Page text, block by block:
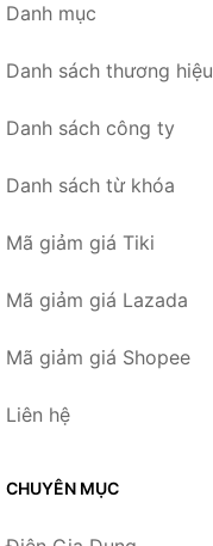
Danh mục
Danh sách thương hiệu
Danh sách công ty
Danh sách từ khóa
Mã giảm giá Tiki
Mã giảm giá Lazada
Mã giảm giá Shopee
Liên hệ
CHUYÊN MỤC